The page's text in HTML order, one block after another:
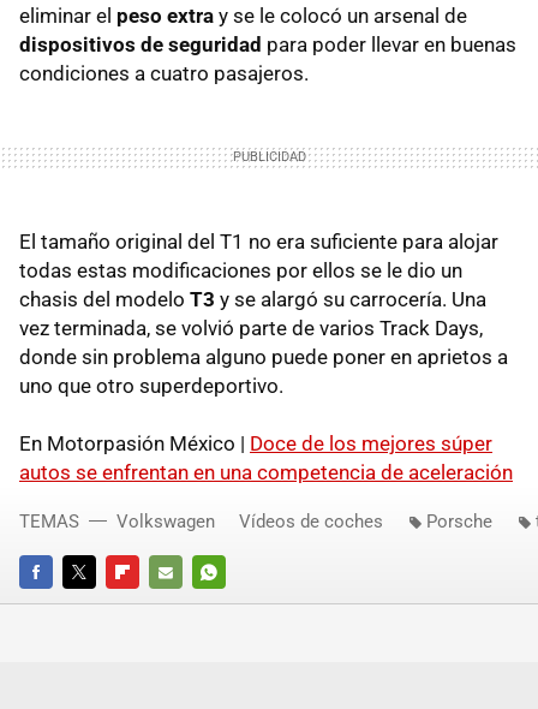
eliminar el peso extra y se le colocó un arsenal de
dispositivos de seguridad para poder llevar en buenas
condiciones a cuatro pasajeros.
El tamaño original del T1 no era suficiente para alojar
todas estas modificaciones por ellos se le dio un
chasis del modelo T3 y se alargó su carrocería. Una
vez terminada, se volvió parte de varios Track Days,
donde sin problema alguno puede poner en aprietos a
uno que otro superdeportivo.
En Motorpasión México | Doce de los mejores súper
autos se enfrentan en una competencia de aceleración
FACEBOOKTWITTERFLIPBOARD
E-
WHATSAPP
TEMAS Volkswagen Vídeos de coches Porsche